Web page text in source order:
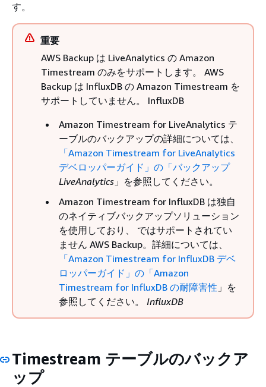
す。
重要
AWS Backup は LiveAnalytics の Amazon
Timestream のみをサポートします。 AWS
Backup は InfluxDB の Amazon Timestream を
サポートしていません。 InfluxDB
Amazon Timestream for LiveAnalytics テ
ーブルのバックアップの詳細については、
「Amazon Timestream for LiveAnalytics
デベロッパーガイド」の「バックアップ
LiveAnalytics 」を参照してください。
Amazon Timestream for InfluxDB は独自
のネイティブバックアップソリューション
を使用しており、 ではサポートされてい
ません AWS Backup。詳細については、
「Amazon Timestream for InfluxDB デベ
ロッパーガイド」の「Amazon
Timestream for InfluxDB の耐障害性 」を
参照してください。 InfluxDB
Timestream テーブルのバックア
ップ